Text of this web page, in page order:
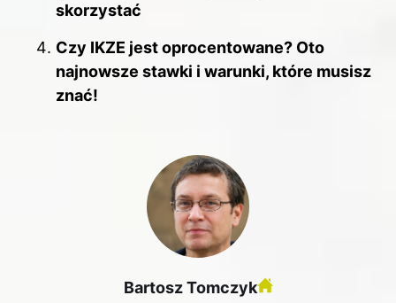
skorzystać
Czy IKZE jest oprocentowane? Oto
najnowsze stawki i warunki, które musisz
znać!
Bartosz Tomczyk